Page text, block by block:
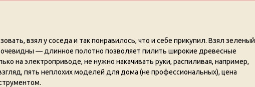
взял у соседа и так понравилось, что и себе прикупил. Взял зеленый
— длинное полотно позволяет пилить широкие древесные
на электроприводе, не нужно накачивать руки, распиливая, например,
пять неплохих моделей для дома (не профессиональных), цена